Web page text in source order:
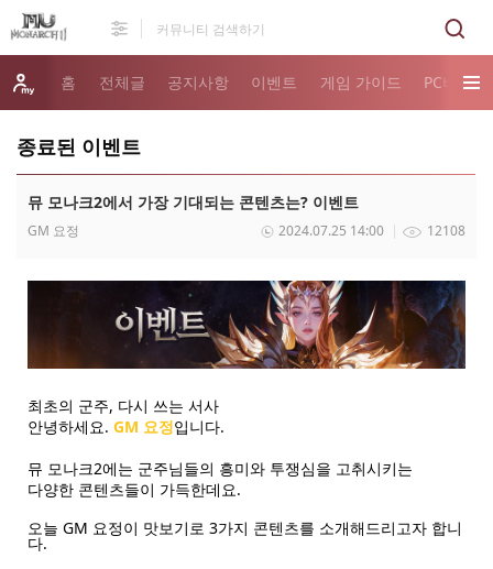
홈 전체글 공지사항 이벤트 게임 가이드 PC버전
종료된 이벤트
뮤 모나크2에서 가장 기대되는 콘텐츠는? 이벤트
GM 요정 12108
2024.07.25 14:00
최초의 군주, 다시 쓰는 서사
안녕하세요.GM 요정입니다.
뮤 모나크2에는 군주님들의 흥미와 투쟁심을 고취시키는
다양한 콘텐츠들이 가득한데요.
오늘 GM 요정이 맛보기로 3가지 콘텐츠를 소개해드리고자 합니
다.